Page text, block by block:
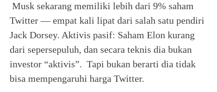
Musk sekarang memiliki lebih dari 9% saham
Twitter — empat kali lipat dari salah satu pendiri
Jack Dorsey. Aktivis pasif: Saham Elon kurang
dari sepersepuluh, dan secara teknis dia bukan
investor “aktivis”. Tapi bukan berarti dia tidak
bisa mempengaruhi harga Twitter.